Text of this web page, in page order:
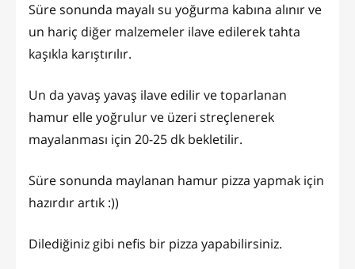
Süre sonunda mayalı su yoğurma kabına alınır ve
un hariç diğer malzemeler ilave edilerek tahta
kaşıkla karıştırılır.
Un da yavaş yavaş ilave edilir ve toparlanan
hamur elle yoğrulur ve üzeri streçlenerek
mayalanması için 20-25 dk bekletilir.
Süre sonunda maylanan hamur pizza yapmak için
hazırdır artık :))
Dilediğiniz gibi nefis bir pizza yapabilirsiniz.